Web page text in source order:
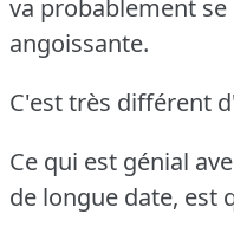
va probablement
angoissante.
C'est très différent
Ce qui est génial
de longue date, est